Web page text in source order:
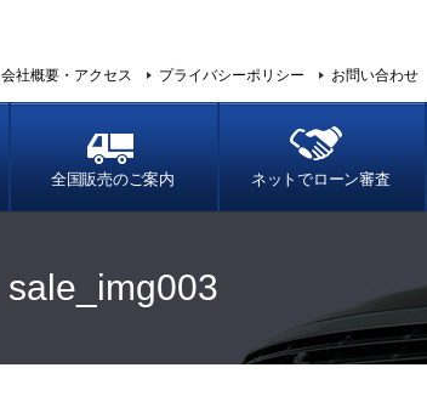
会社概要・アクセス プライバシーポリシー お問い合わせ
全国販売のご案内 ネットでローン審査
sale_img003